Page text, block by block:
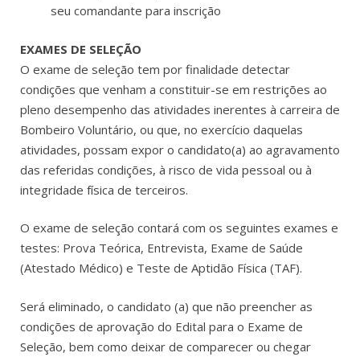
seu comandante para inscrição
EXAMES DE SELEÇÃO
O exame de seleção tem por finalidade detectar
condições que venham a constituir-se em restrições ao
pleno desempenho das atividades inerentes à carreira de
Bombeiro Voluntário, ou que, no exercício daquelas
atividades, possam expor o candidato(a) ao agravamento
das referidas condições, à risco de vida pessoal ou à
integridade física de terceiros.
O exame de seleção contará com os seguintes exames e
testes: Prova Teórica, Entrevista, Exame de Saúde
(Atestado Médico) e Teste de Aptidão Física (TAF).
Será eliminado, o candidato (a) que não preencher as
condições de aprovação do Edital para o Exame de
Seleção, bem como deixar de comparecer ou chegar